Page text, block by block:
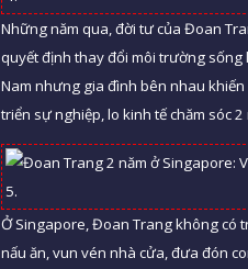
Những năm qua, đời tư của Đoan
quyết định thay đổi môi trường sống
Nam nhưng gia đình bên nhau
triển sự nghiệp, lo kinh tế chăm sóc 2
Ở Singapore, Đoan Trang không có
nấu ăn, vun vén nhà cửa, đưa đón